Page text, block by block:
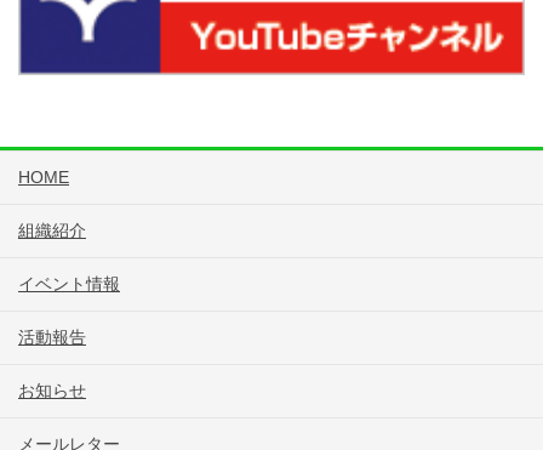
HOME
組織紹介
イベント情報
活動報告
お知らせ
メールレター